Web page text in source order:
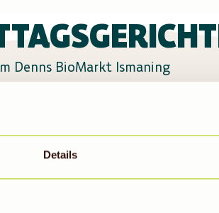
Details
Denns BioMarkt Ismaning
warmes Mittagsgericht.
Mittagessen. Anregungen